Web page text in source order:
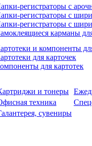
регистраторы с
регистраторы с
регистраторы с
карманы
и компоненты
для карточек
для картотек
и тонеры
техника
сувениры